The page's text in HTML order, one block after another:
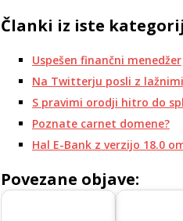
Članki iz iste
Uspešen finančni menedžer
Na Twitterju posli z
S pravimi orodji hitro do
Poznate carnet domene?
Hal E-Bank z verzijo 18.0
Povezane objave: